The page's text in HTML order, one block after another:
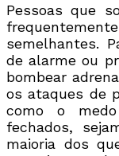
Pessoas que
semelhantes.
de alarme ou
bombear
os ataques de
como o
fechados,
maioria dos